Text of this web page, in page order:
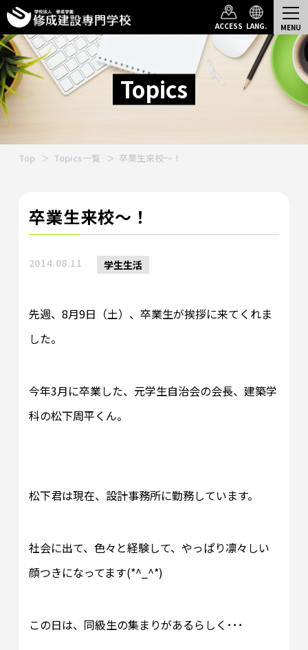
ACCESS LANG.
Topics
Top Topics一覧 卒業生来校～！
卒業生来校～！
2014.08.11 学生生活
先週、8月9日（土）、卒業生が挨拶に来てくれま
した。
今年3月に卒業した、元学生自治会の会長、建築学
科の松下周平くん。
松下君は現在、設計事務所に勤務しています。
社会に出て、色々と経験して、やっぱり凛々しい
顔つきになってます(*^_^*)
この日は、同級生の集まりがあるらしく･･･